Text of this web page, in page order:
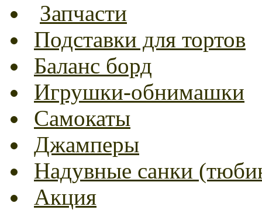
Запчасти
Подставки для тортов
Баланс борд
Игрушки-обнимашки
Самокаты
Джамперы
Надувные санки
Акция